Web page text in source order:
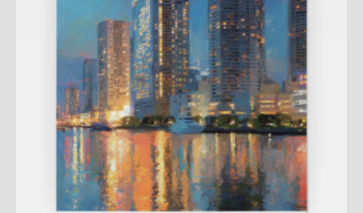
マンション土地戸建サービス紹介売却訴求
新作
ハートフル 勝どきセンター QRコード アフターフォ
ロー 成約御礼
詳しく見る